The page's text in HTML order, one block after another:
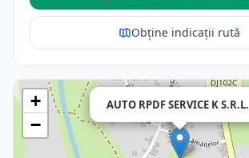
Obține indicații rută
AUTO RPDF SERVICE K S.R.L.
+
−